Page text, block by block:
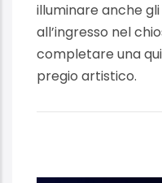
illuminare anche
all’ingresso nel
completare una
pregio artistico.